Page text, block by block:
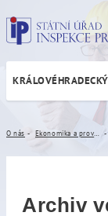
Archiv
O nás
Archiv